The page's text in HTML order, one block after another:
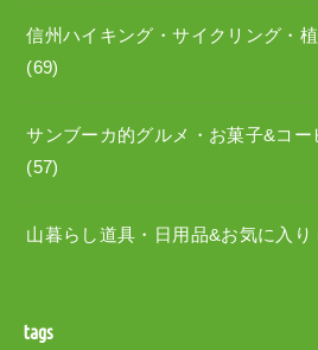
信州ハイキング・サイクリング・
(69)
サンブーカ的グルメ・お菓子&コー
(57)
山暮らし道具・日用品&お気に入り
tags